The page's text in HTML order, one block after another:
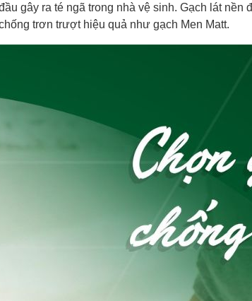
gây ra té ngã trong nhà vệ sinh. Gạch lát
trơn trượt hiệu quả như gạch Men Matt.